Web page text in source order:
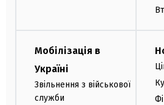
Мобілізація в
Україні
Звільнення з військової
служби